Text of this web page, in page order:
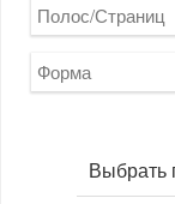
Полос/Страниц
Форма
Выбрать